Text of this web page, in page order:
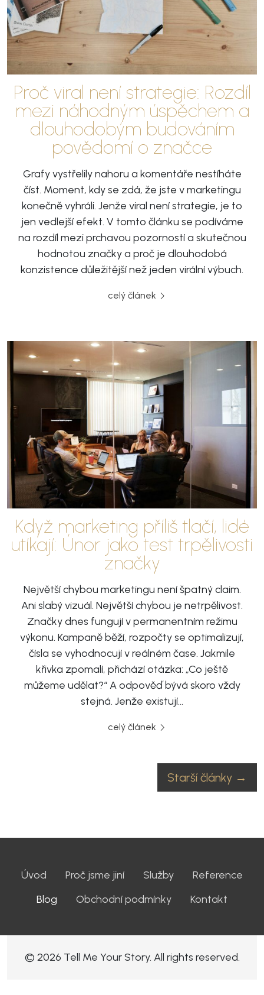
Proč viral není strategie: Rozdíl
mezi náhodným úspěchem a
dlouhodobým budováním
povědomí o značce
Grafy vystřelily nahoru a komentáře nestíháte
číst. Moment, kdy se zdá, že jste v marketingu
konečně vyhráli. Jenže viral není strategie, je to
jen vedlejší efekt. V tomto článku se podíváme
na rozdíl mezi prchavou pozorností a skutečnou
hodnotou značky a proč je dlouhodobá
konzistence důležitější než jeden virální výbuch.
celý článek
Když marketing příliš tlačí, lidé
utíkají: Únor jako test trpělivosti
značky
Největší chybou marketingu není špatný claim.
Ani slabý vizuál. Největší chybou je netrpělivost.
Značky dnes fungují v permanentním režimu
výkonu. Kampaně běží, rozpočty se optimalizují,
čísla se vyhodnocují v reálném čase. Jakmile
křivka zpomalí, přichází otázka: „Co ještě
můžeme udělat?“ A odpověď bývá skoro vždy
stejná. Jenže existují…
celý článek
Starší články →
Úvod Proč jsme jiní Služby
Reference
Blog
Obchodní podmínky Kontakt
© 2026 Tell Me Your Story. All rights reserved.